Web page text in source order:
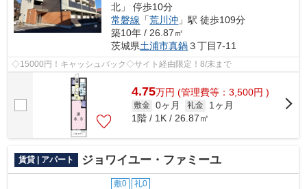
北」 停歩10分
常磐線 「荒川沖 」駅 徒歩109分
築10年 / 26.87㎡
茨城県土浦市真鍋３丁目7-11
◇15000円！キャッシュバック◇サイト経由限定！8/末まで
4.75万円 (管理費等：3,500円 )
敷金 0ヶ月 礼金
1ヶ月
1階 / 1K / 26.87㎡
賃貸 | アパート ジョワイユー・ファミーユ
敷0 礼0